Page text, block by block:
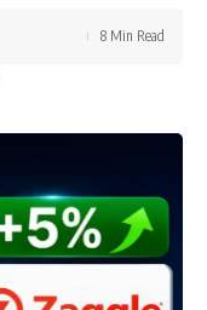
8 Min Read